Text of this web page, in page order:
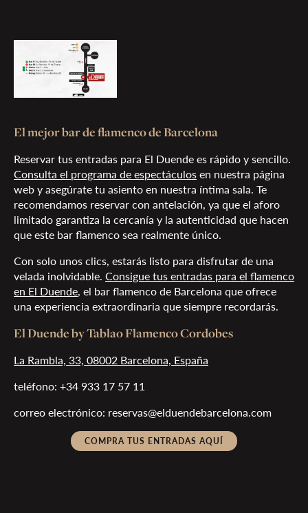
El mejor bar de flamenco de Barcelona
Reservar tus entradas para El Duende es rápido y sencillo.
Consulta el programa de espectáculosen nuestra página
web y asegúrate tu asiento en nuestra íntima sala. Te
recomendamos reservar con antelación, ya que el aforo
limitado garantiza la cercanía y la autenticidad que hacen
que este bar flamenco sea realmente único.
Con solo unos clics, estarás listo para disfrutar de una
velada inolvidable. Consigue tus entradas para el flamenco
en El Duende, el bar flamenco de Barcelona que ofrece
una experiencia extraordinaria que siempre recordarás.
El Duende by Tablao Flamenco Cordobes
La Rambla, 33, 08002 Barcelona, España
teléfono: +34 933 17 57 11
correo electrónico: reservas@elduendebarcelona.com
COMPRA TUS ENTRADAS AQUÍ